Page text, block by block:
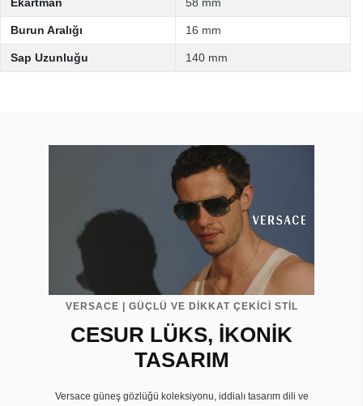
Burun Aralığı 16 mm
Sap Uzunluğu 140 mm
VERSACE | GÜÇLÜ VE DİKKAT ÇEKİCİ STİL
CESUR LÜKS, İKONİK
TASARIM
Versace güneş gözlüğü koleksiyonu, iddialı tasarım dili ve